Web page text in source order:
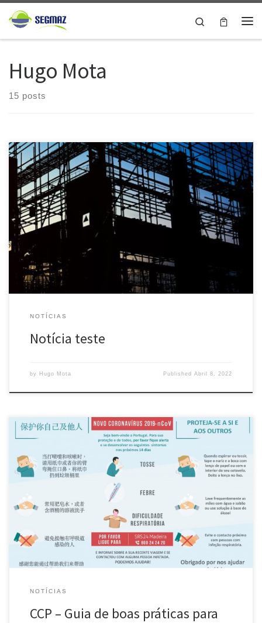
Skip to content
Search
Hugo Mota
15 posts
NOTÍCIAS
Notícia teste
by Hugo Mota PublishedAbril 8, 2022
CCP – Guia de boas práticas para os setores do comércio e
NOTÍCIAS
CCP – Guia de boas práticas para